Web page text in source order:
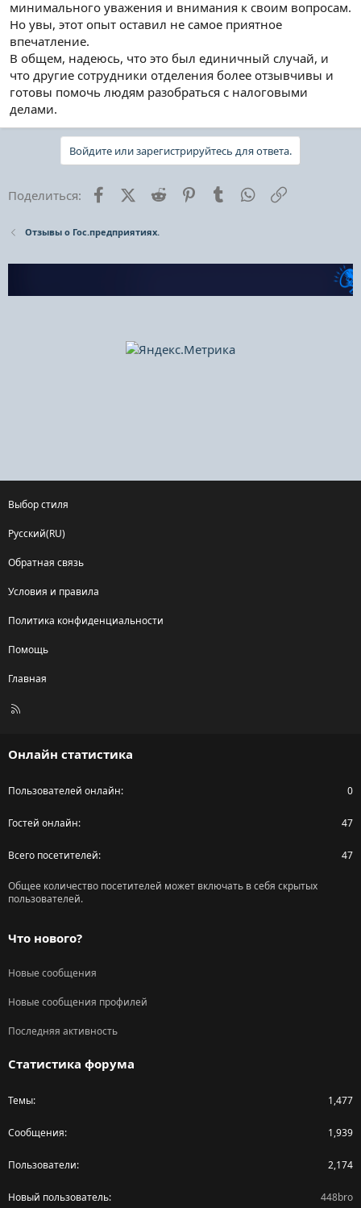
минимального уважения и внимания к своим вопросам.
Но увы, этот опыт оставил не самое приятное
впечатление.
В общем, надеюсь, что это был единичный случай, и
что другие сотрудники отделения более отзывчивы и
готовы помочь людям разобраться с налоговыми
делами.
Войдите или зарегистрируйтесь для ответа.
Поделиться: FacebookX (Twitter)
Reddit PinterestTumblr WhatsApp
Отзывы о Гос.предприятиях.
Выбор стиля
Русский(RU)
Обратная связь
Условия и правила
Политика конфиденциальности
Помощь
Главная
R
Онлайн статистика
Пользователей онлайн 0
Гостей онлайн 47
Всего посетителей 47
Общее количество посетителей может включать в себя скрытых
пользователей.
Что нового?
Новые сообщения
Новые сообщения профилей
Последняя активность
Статистика форума
Темы 1,477
Сообщения 1,939
Пользователи 2,174
Новый пользователь 448bro